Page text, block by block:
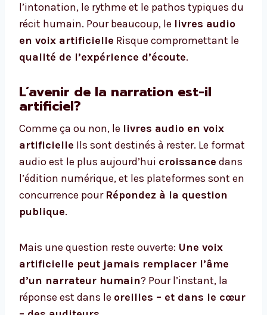
l’intonation, le rythme et le pathos typiques du
récit humain. Pour beaucoup, le livres audio
en voix artificielle Risque compromettant le
qualité de l’expérience d’écoute.
L’avenir de la narration est-il
artificiel?
Comme ça ou non, le livres audio en voix
artificielle Ils sont destinés à rester. Le format
audio est le plus aujourd’hui croissance dans
l’édition numérique, et les plateformes sont en
concurrence pour Répondez à la question
publique.
Mais une question reste ouverte: Une voix
artificielle peut jamais remplacer l’âme
d’un narrateur humain? Pour l’instant, la
réponse est dans le oreilles – et dans le cœur